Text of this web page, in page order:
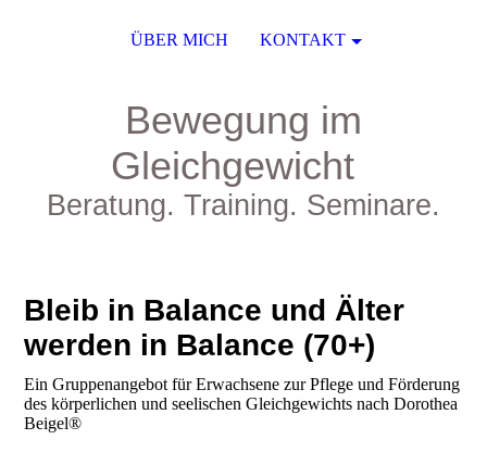
Bewegung im
Gleichgewicht
Beratung. Training. Seminare.
Bleib in Balance und Älter
werden in Balance (70+)
Ein Gruppenangebot für Erwachsene zur Pflege und Förderung
des körperlichen und seelischen Gleichgewichts nach Dorothea
Beigel®
ÜBER MICH KONTAKT